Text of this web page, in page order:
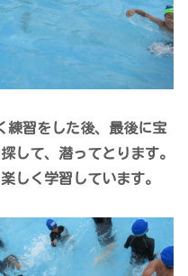
練習をした後、最後に宝
して、潜ってとります。
しく学習しています。